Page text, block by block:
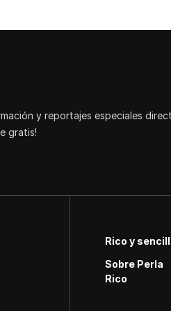
y reportajes especiales
gratis!
Rico y
Sobre Perla
Rico